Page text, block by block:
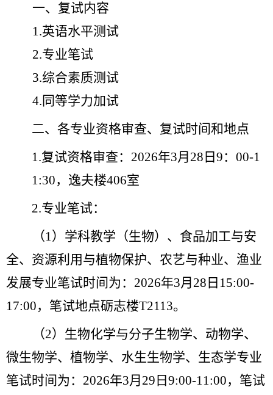
一、复试内容
1.英语水平测试
2.专业笔试
3.综合素质测试
4.同等学力加试
二、各专业资格审查、复试时间和地点
1.复试资格审查： 2026年3月 28 日 9： 00-1
1:30，逸夫楼406室
2.专业笔试：
（1）学科教学（生物）、食品加工与安
全、资源利用与植物保护、农艺与种业、渔业
发展专业笔试时间为： 2026年3月 28 日 15:00-
17:00，笔试地点砺志楼T2113。
（2）生物化学与分子生物学、动物学、
微生物学、植物学、水生生物学、生态学专业
笔试时间为： 2026年3月 29 日 9:00-11:00，笔试